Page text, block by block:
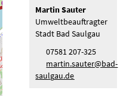
Martin Sauter
Umweltbeauftragter
Stadt Bad Saulgau
07581 207-325
m rt n s t r b d-
s
lg d